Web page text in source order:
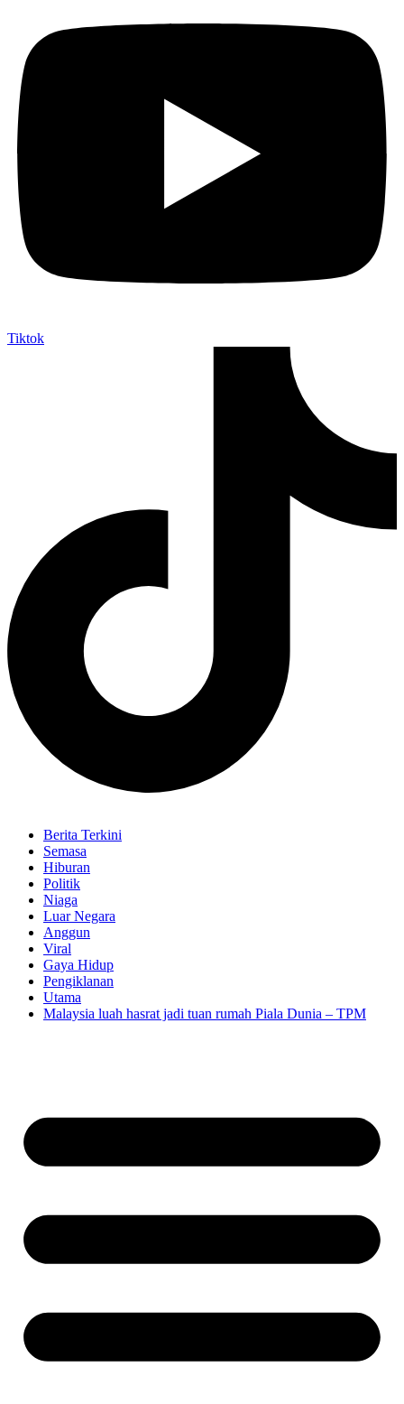
Tiktok
Berita Terkini
Semasa
Hiburan
Politik
Niaga
Luar Negara
Anggun
Viral
Gaya Hidup
Pengiklanan
Utama
Malaysia luah hasrat jadi tuan rumah Piala Dunia – TPM